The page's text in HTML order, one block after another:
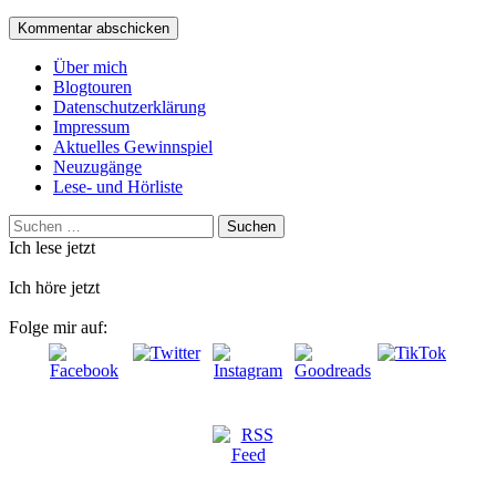
Über mich
Blogtouren
Datenschutzerklärung
Impressum
Aktuelles Gewinnspiel
Neuzugänge
Lese- und Hörliste
Suchen
nach:
Ich lese jetzt
Ich höre jetzt
Folge mir auf: